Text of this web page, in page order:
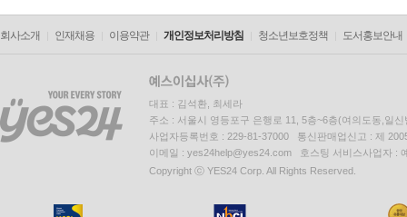
회사소개 인재채용 이용약관 개인정보처리방침 청소년보호정책 도서홍보안내
대표 : 김석환, 최세라
주소 : 서울시 영등포구 은행로 11, 5층~6층(여의도동,일신
사업자등록번호 : 229-81-37000 통신판매업신고 : 제
이메일 : yes24help@yes24.com 호스팅 서비스사업자 :
Copyright ⓒ YES24 Corp. All Rights Reserved.